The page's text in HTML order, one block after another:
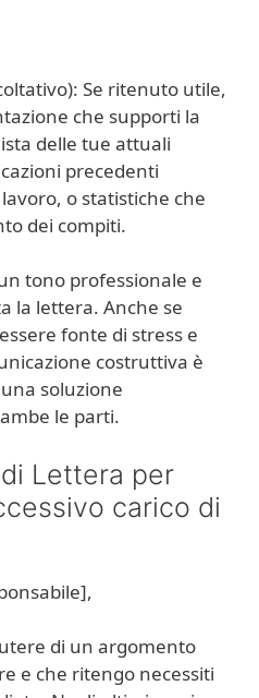
Se ritenuto utile,
che supporti la
delle tue attuali
precedenti
o statistiche che
dei compiti.
tono professionale e
la lettera. Anche se
fonte di stress e
costruttiva è
soluzione
le parti.
Lettera per
carico di
di un argomento
e che ritengo necessiti